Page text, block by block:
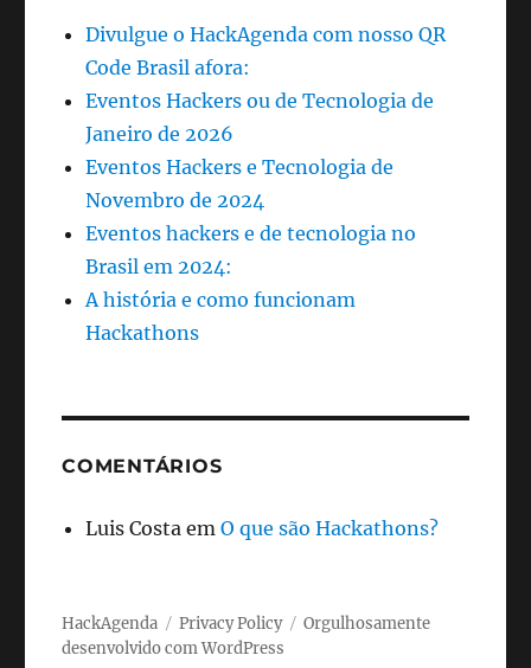
Divulgue o HackAgenda com nosso QR
Code Brasil afora:
Eventos Hackers ou de Tecnologia de
Janeiro de 2026
Eventos Hackers e Tecnologia de
Novembro de 2024
Eventos hackers e de tecnologia no
Brasil em 2024:
A história e como funcionam
Hackathons
COMENTÁRIOS
Luis Costa emO que são Hackathons?
HackAgenda Privacy Policy
Orgulhosamente
desenvolvido com WordPress